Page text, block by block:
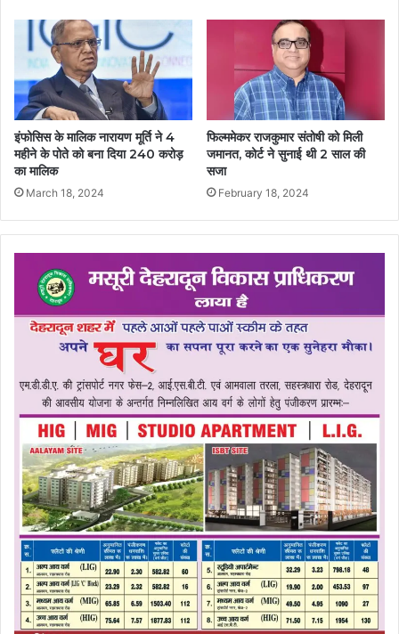
इंफोसिस के मालिक नारायण मूर्ति ने 4
महीने के पोते को बना दिया 240 करोड़
का मालिक
March 18, 2024
फिल्ममेकर राजकुमार संतोषी को मिली
जमानत, कोर्ट ने सुनाई थी 2 साल की
सजा
February 18, 2024